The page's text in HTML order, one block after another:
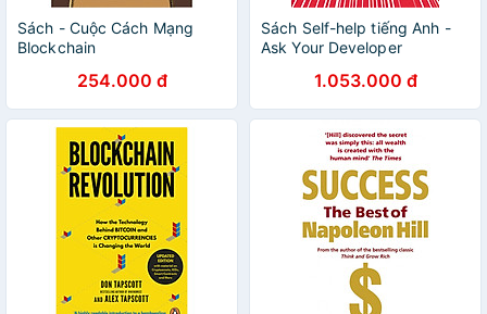
Sách - Cuộc Cách Mạng
Blockchain
254.000 đ
Sách Self-help tiếng Anh -
Ask Your Developer
1.053.000 đ